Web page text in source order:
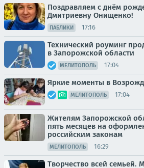
Поздравляем с днём
Дмитриевну Онищенко!
ПАБЛИКИ 17:16
Технический роуминг
в Запорожской области
МЕЛИТОПОЛЬ 17:04
Яркие моменты в
МЕЛИТОПОЛЬ 17:04
Жителям Запорожской
пять месяцев на
российским законам
МЕЛИТОПОЛЬ 16:29
Творчество всей семьей.